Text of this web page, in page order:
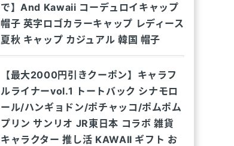
で】And Kawaii コーデュロイキャップ
帽子 英字ロゴカラーキャップ レディース
夏秋 キャップ カジュアル 韓国 帽子
【最大2000円引きクーポン】キャラフ
ルライナーvol.1 トートバック シナモロ
ール/ハンギョドン/ポチャッコ/ポムポム
プリン サンリオ JR東日本 コラボ 雑貨
キャラクター 推し活 KAWAII ギフト お